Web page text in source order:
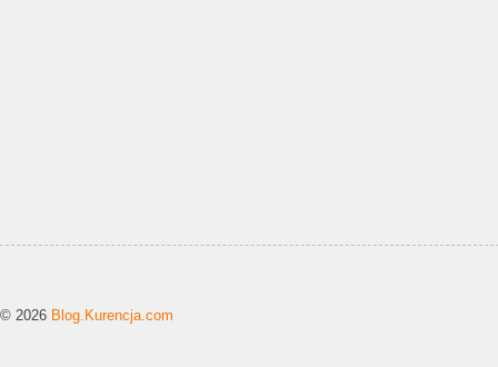
© 2026 Blog.Kurencja.com